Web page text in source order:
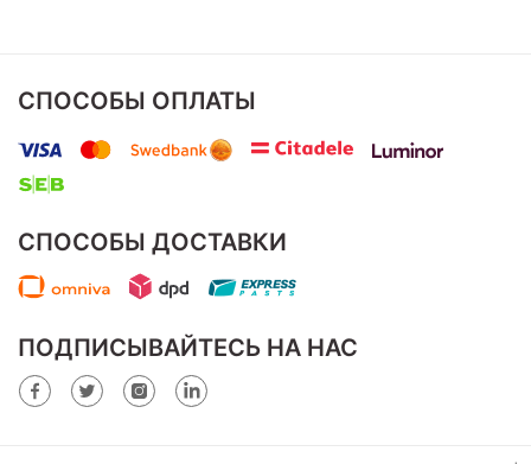
СПОСОБЫ ОПЛАТЫ
СПОСОБЫ ДОСТАВКИ
ПОДПИСЫВАЙТЕСЬ НА НАС